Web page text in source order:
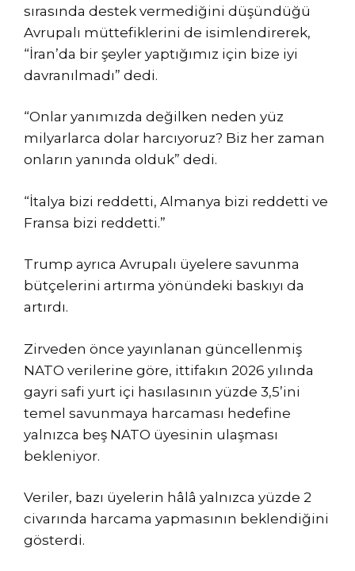
sırasında destek vermediğini düşündüğü
Avrupalı ​​müttefiklerini de isimlendirerek,
“İran’da bir şeyler yaptığımız için bize iyi
davranılmadı” dedi.
“Onlar yanımızda değilken neden yüz
milyarlarca dolar harcıyoruz? Biz her zaman
onların yanında olduk” dedi.
“İtalya bizi reddetti, Almanya bizi reddetti ve
Fransa bizi reddetti.”
Trump ayrıca Avrupalı ​​üyelere savunma
bütçelerini artırma yönündeki baskıyı da
artırdı.
Zirveden önce yayınlanan güncellenmiş
NATO verilerine göre, ittifakın 2026 yılında
gayri safi yurt içi hasılasının yüzde 3,5’ini
temel savunmaya harcaması hedefine
yalnızca beş NATO üyesinin ulaşması
bekleniyor.
Veriler, bazı üyelerin hâlâ yalnızca yüzde 2
civarında harcama yapmasının beklendiğini
gösterdi.